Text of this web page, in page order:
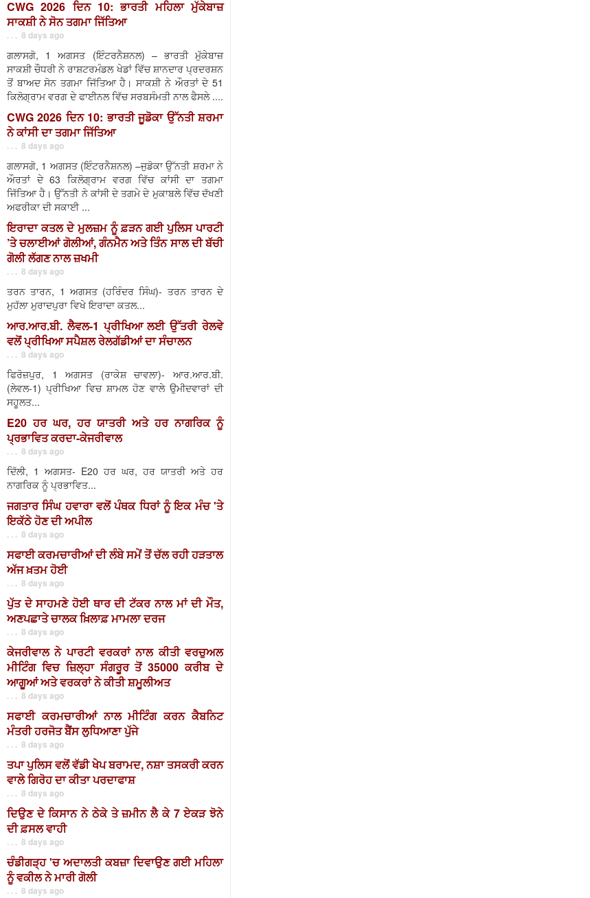
CWG 2026 ਦਿਨ 10: ਭਾਰਤੀ ਮਹਿਲਾ ਮੁੱਕੇਬਾਜ਼
ਸਾਕਸ਼ੀ ਨੇ ਸੋਨ ਤਗਮਾ ਜਿੱਤਿਆ
. . . 8 days ago
ਗਲਾਸਗੋ, 1 ਅਗਸਤ (ਇੰਟਰਨੈਸ਼ਨਲ) – ਭਾਰਤੀ ਮੁੱਕੇਬਾਜ਼
ਸਾਕਸ਼ੀ ਚੌਧਰੀ ਨੇ ਰਾਸ਼ਟਰਮੰਡਲ ਖੇਡਾਂ ਵਿੱਚ ਸ਼ਾਨਦਾਰ ਪ੍ਰਦਰਸ਼ਨ
ਤੋਂ ਬਾਅਦ ਸੋਨ ਤਗਮਾ ਜਿੱਤਿਆ ਹੈ। ਸਾਕਸ਼ੀ ਨੇ ਔਰਤਾਂ ਦੇ 51
ਕਿਲੋਗ੍ਰਾਮ ਵਰਗ ਦੇ ਫਾਈਨਲ ਵਿੱਚ ਸਰਬਸੰਮਤੀ ਨਾਲ ਫੈਸਲੇ ....
CWG 2026 ਦਿਨ 10: ਭਾਰਤੀ ਜੂਡੋਕਾ ਉੱਨਤੀ ਸ਼ਰਮਾ
ਨੇ ਕਾਂਸੀ ਦਾ ਤਗਮਾ ਜਿੱਤਿਆ
. . . 8 days ago
ਗਲਾਸਗੋ, 1 ਅਗਸਤ (ਇੰਟਰਨੈਸ਼ਨਲ) –ਜੁਡੋਕਾ ਉੱਨਤੀ ਸ਼ਰਮਾ ਨੇ
ਔਰਤਾਂ ਦੇ 63 ਕਿਲੋਗ੍ਰਾਮ ਵਰਗ ਵਿੱਚ ਕਾਂਸੀ ਦਾ ਤਗਮਾ
ਜਿੱਤਿਆ ਹੈ। ਉੱਨਤੀ ਨੇ ਕਾਂਸੀ ਦੇ ਤਗਮੇ ਦੇ ਮੁਕਾਬਲੇ ਵਿੱਚ ਦੱਖਣੀ
ਅਫਰੀਕਾ ਦੀ ਸਕਾਈ ...
ਇਰਾਦਾ ਕਤਲ ਦੇ ਮੁਲਜ਼ਮ ਨੂੰ ਫ਼ੜਨ ਗਈ ਪੁਲਿਸ ਪਾਰਟੀ
’ਤੇ ਚਲਾਈਆਂ ਗੋਲੀਆਂ, ਗੰਨਮੈਨ ਅਤੇ ਤਿੰਨ ਸਾਲ ਦੀ ਬੱਚੀ
ਗੋਲੀ ਲੱਗਣ ਨਾਲ ਜ਼ਖਮੀ
. . . 8 days ago
ਤਰਨ ਤਾਰਨ, 1 ਅਗਸਤ (ਹਰਿੰਦਰ ਸਿੰਘ)- ਤਰਨ ਤਾਰਨ ਦੇ
ਮੁਹੱਲਾ ਮੁਰਾਦਪੁਰਾ ਵਿਖੇ ਇਰਾਦਾ ਕਤਲ...
ਆਰ.ਆਰ.ਬੀ. ਲੈਵਲ-1 ਪ੍ਰੀਖਿਆ ਲਈ ਉੱਤਰੀ ਰੇਲਵੇ
ਵਲੋਂ ਪ੍ਰੀਖਿਆ ਸਪੈਸ਼ਲ ਰੇਲਗੱਡੀਆਂ ਦਾ ਸੰਚਾਲਨ
. . . 8 days ago
ਫਿਰੋਜ਼ਪੁਰ, 1 ਅਗਸਤ (ਰਾਕੇਸ਼ ਚਾਵਲਾ)- ਆਰ.ਆਰ.ਬੀ.
(ਲੇਵਲ-1) ਪ੍ਰੀਖਿਆ ਵਿਚ ਸ਼ਾਮਲ ਹੋਣ ਵਾਲੇ ਉਮੀਦਵਾਰਾਂ ਦੀ
ਸਹੂਲਤ...
E20 ਹਰ ਘਰ, ਹਰ ਯਾਤਰੀ ਅਤੇ ਹਰ ਨਾਗਰਿਕ ਨੂੰ
ਪ੍ਰਭਾਵਿਤ ਕਰਦਾ-ਕੇਜਰੀਵਾਲ
. . . 8 days ago
ਦਿੱਲੀ, 1 ਅਗਸਤ- E20 ਹਰ ਘਰ, ਹਰ ਯਾਤਰੀ ਅਤੇ ਹਰ
ਨਾਗਰਿਕ ਨੂੰ ਪ੍ਰਭਾਵਿਤ...
ਜਗਤਾਰ ਸਿੰਘ ਹਵਾਰਾ ਵਲੋਂ ਪੰਥਕ ਧਿਰਾਂ ਨੂੰ ਇਕ ਮੰਚ 'ਤੇ
ਇਕੱਠੇ ਹੋਣ ਦੀ ਅਪੀਲ
. . . 8 days ago
ਸਫਾਈ ਕਰਮਚਾਰੀਆਂ ਦੀ ਲੰਬੇ ਸਮੇਂ ਤੋਂ ਚੱਲ ਰਹੀ ਹੜਤਾਲ
ਅੱਜ ਖ਼ਤਮ ਹੋਈ
. . . 8 days ago
ਪੁੱਤ ਦੇ ਸਾਹਮਣੇ ਹੋਈ ਥਾਰ ਦੀ ਟੱਕਰ ਨਾਲ ਮਾਂ ਦੀ ਮੌਤ,
ਅਣਪਛਾਤੇ ਚਾਲਕ ਖ਼ਿਲਾਫ਼ ਮਾਮਲਾ ਦਰਜ
. . . 8 days ago
ਕੇਜਰੀਵਾਲ ਨੇ ਪਾਰਟੀ ਵਰਕਰਾਂ ਨਾਲ ਕੀਤੀ ਵਰਚੁਅਲ
ਮੀਟਿੰਗ ਵਿਚ ਜ਼ਿਲ੍ਹਾ ਸੰਗਰੂਰ ਤੋਂ 35000 ਕਰੀਬ ਦੇ
ਆਗੂਆਂ ਅਤੇ ਵਰਕਰਾਂ ਨੇ ਕੀਤੀ ਸ਼ਮੂਲੀਅਤ
. . . 8 days ago
ਸਫਾਈ ਕਰਮਚਾਰੀਆਂ ਨਾਲ ਮੀਟਿੰਗ ਕਰਨ ਕੈਬਨਿਟ
ਮੰਤਰੀ ਹਰਜੋਤ ਬੈਂਸ ਲੁਧਿਆਣਾ ਪੁੱਜੇ
. . . 8 days ago
ਤਪਾ ਪੁਲਿਸ ਵਲੋਂ ਵੱਡੀ ਖੇਪ ਬਰਾਮਦ, ਨਸ਼ਾ ਤਸਕਰੀ ਕਰਨ
ਵਾਲੇ ਗਿਰੋਹ ਦਾ ਕੀਤਾ ਪਰਦਾਫਾਸ਼
. . . 8 days ago
ਦਿਉਣ ਦੇ ਕਿਸਾਨ ਨੇ ਠੇਕੇ ਤੇ ਜ਼ਮੀਨ ਲੈ ਕੇ 7 ਏਕੜ ਝੋਨੇ
ਦੀ ਫ਼ਸਲ ਵਾਹੀ
. . . 8 days ago
ਚੰਡੀਗੜ੍ਹ 'ਚ ਅਦਾਲਤੀ ਕਬਜ਼ਾ ਦਿਵਾਉਣ ਗਈ ਮਹਿਲਾ
ਨੂੰ ਵਕੀਲ ਨੇ ਮਾਰੀ ਗੋਲੀ
. . . 8 days ago